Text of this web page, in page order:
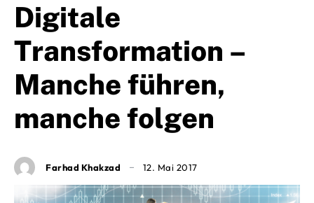
Digitale
Transformation –
Manche führen,
manche folgen
Farhad Khakzad 12. Mai 2017